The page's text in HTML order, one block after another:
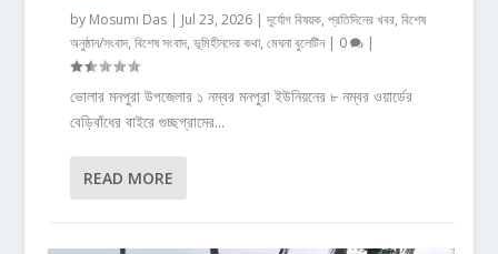
by Mosumi Das| Jul 23, 2026| দূর্যোগ বিষয়ক, প্রতিদিনের খবর, বিশেষ
অনুষ্ঠান/সংবাদ, বিশেষ সংবাদ, ভূমিহীনদের কথা, মেঘনা বুলেটিন| 0 |
ভোলার মনপুরা উপজেলার ১ নম্বর মনপুরা ইউনিয়নের ৮ নম্বর ওয়ার্ডের
বেড়িবাঁধের বাইরে গুচ্ছগ্রামের...
READ MORE